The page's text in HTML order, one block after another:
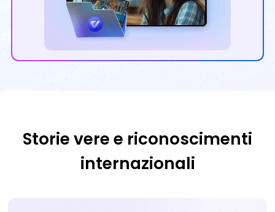
Storie vere e riconoscimenti
internazionali